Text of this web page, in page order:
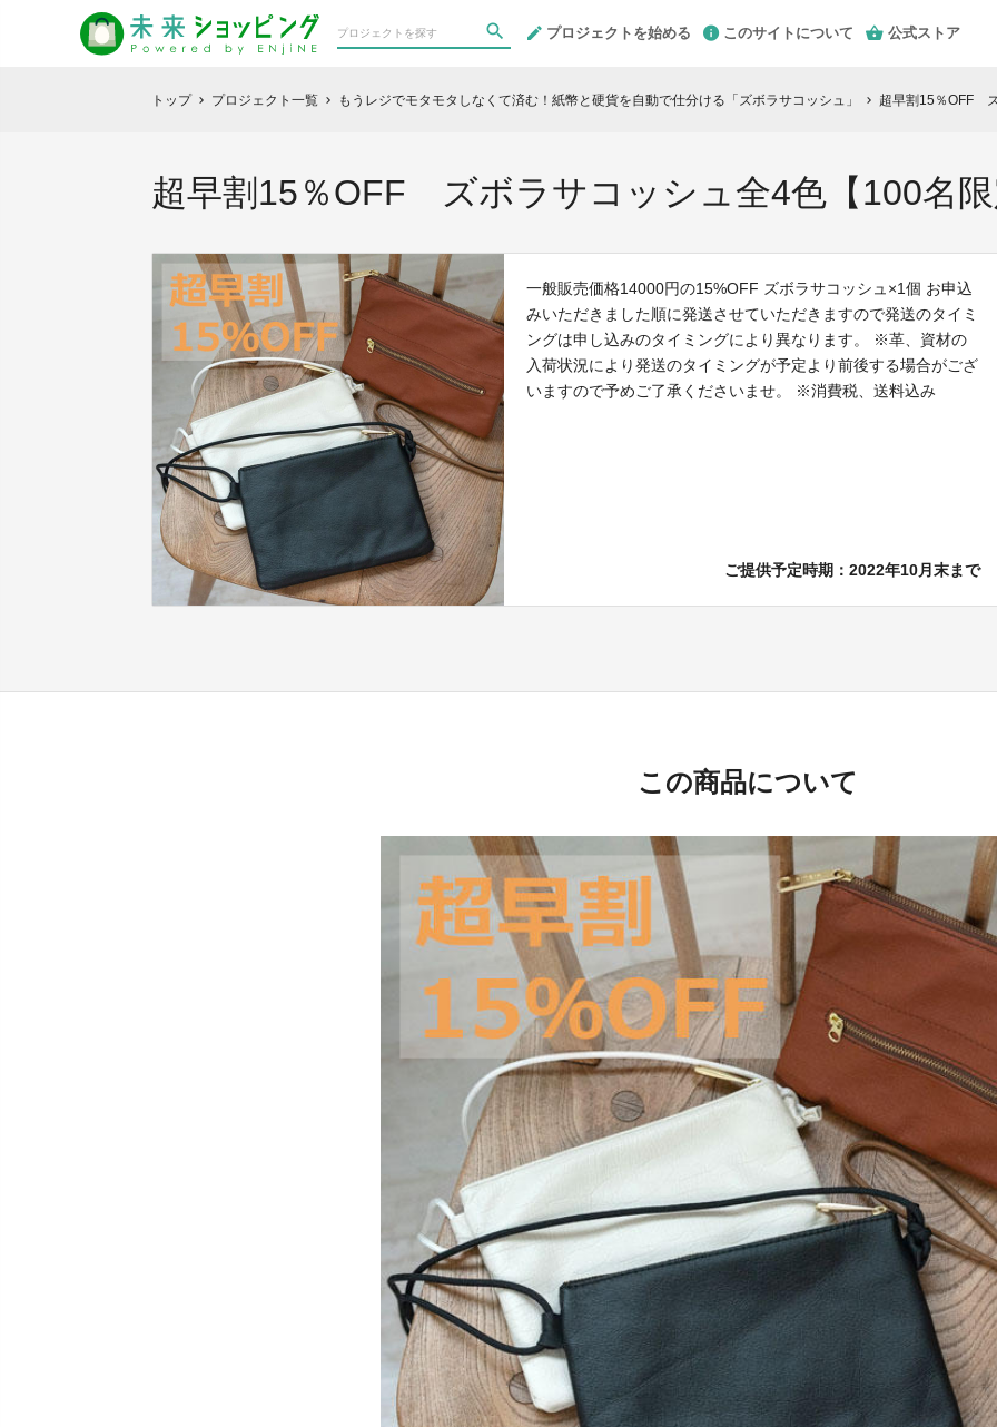
プロジェクトを始める このサイトについて 公式ストア
トップ chevron_right プロジェクト一覧 chevron_right もうレジでモタモタしなくて済む！紙幣と硬貨を自動で仕分ける「ズボラサコッシュ」 chevron_right 超早割15％OFF
超早割15％OFF ズボラサコッシュ全4色【100名
一般販売価格14000円の15%OFF ズボラサコッシュ×1個 お申込
みいただきました順に発送させていただきますので発送のタイミ
ングは申し込みのタイミングにより異なります。 ※革、資材の
入荷状況により発送のタイミングが予定より前後する場合がござ
いますので予めご了承くださいませ。 ※消費税、送料込み
ご提供予定時期：2022年10月末まで
この商品について